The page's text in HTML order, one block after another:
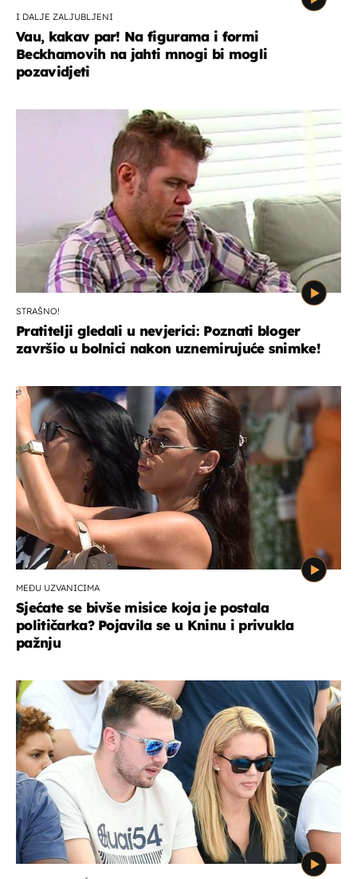
I DALJE ZALJUBLJENI
Vau, kakav par! Na figurama i formi
Beckhamovih na jahti mnogi bi mogli
pozavidjeti
STRAŠNO!
Pratitelji gledali u nevjerici: Poznati bloger
završio u bolnici nakon uznemirujuće snimke!
MEĐU UZVANICIMA
Sjećate se bivše misice koja je postala
političarka? Pojavila se u Kninu i privukla
pažnju